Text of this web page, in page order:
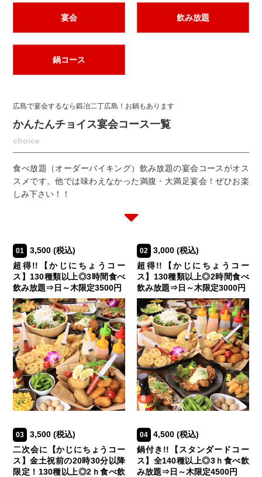
宴会 飲み放題
鍋コース
広島で宴会するなら鍛冶二丁広島！お鍋もあります
かんたんチョイス宴会コース一覧
choice
食べ放題（オーダーバイキング）飲み放題の宴会コースがオス
スメです。他では味わえなかった満腹・大満足宴会！ぜひお楽
しみ下さい！！
01 3,500(税込)
超得!!【かじにちょうコー
ス】130種類以上◎3時間食べ
飲み放題⇒日～木限定3500円
02 3,000 (税込)
超得!!【かじにちょうコー
ス】130種類以上◎2時間食べ
飲み放題⇒日～木限定3000円
03 3,500(税込)
二次会に【かじにちょうコー
ス】金土祝前の20時30分以降
限定！130種以上◎2ｈ食べ飲
04 4,500 (税込)
鍋付き!!【スタンダードコー
ス】全140種以上◎3ｈ食べ飲
み放題⇒日～木限定4500円